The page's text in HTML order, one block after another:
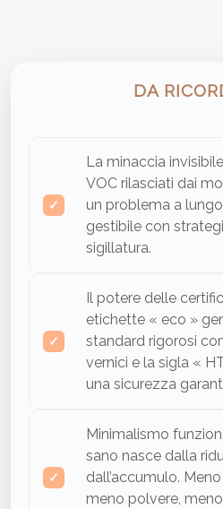
DA
La minaccia
VOC rilasciati dai
un problema a
gestibile con
sigillatura.
Il potere delle
etichette « eco »
standard rigorosi
vernici e la sigla «
una sicurezza
Minimalismo
sano nasce dalla
dall’accumulo.
meno polvere,